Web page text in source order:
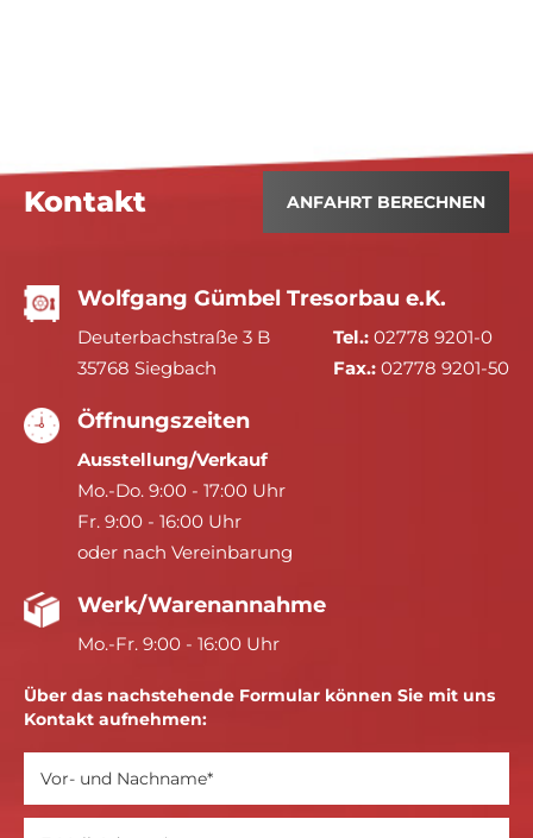
Kontakt ANFAHRT BERECHNEN
Wolfgang Gümbel Tresorbau e.K.
Deuterbachstraße 3 B
35768 Siegbach
Tel.: 02778 9201-0
Fax.: 02778 9201-50
Öffnungszeiten
Ausstellung/Verkauf
Mo.-Do. 9:00 - 17:00 Uhr
Fr. 9:00 - 16:00 Uhr
oder nach Vereinbarung
Werk/Warenannahme
Mo.-Fr. 9:00 - 16:00 Uhr
Über das nachstehende Formular können Sie mit uns
Kontakt aufnehmen: